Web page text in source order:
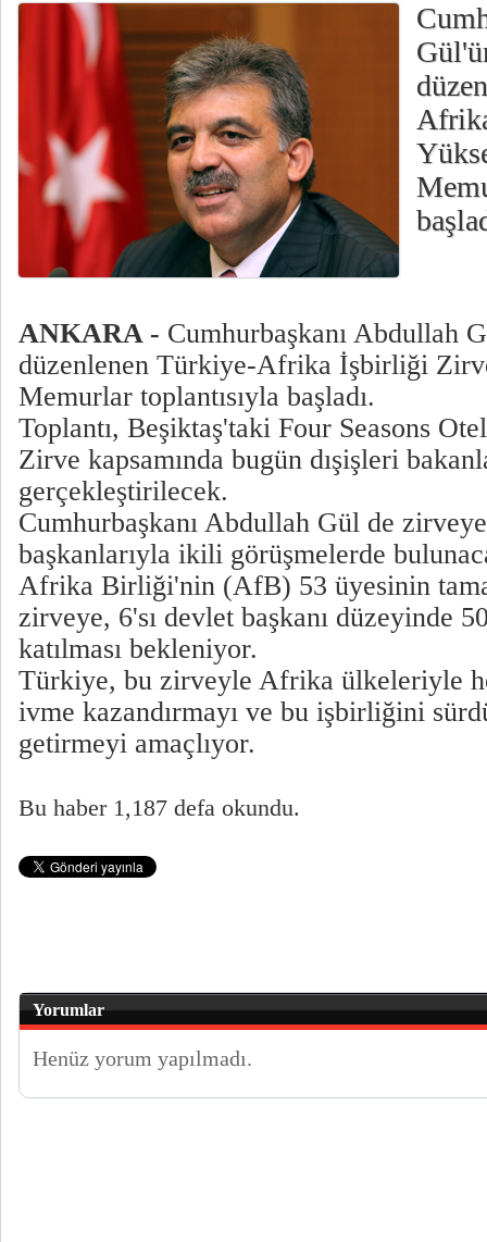
ANKARA - Cumhurbaşkanı Abdullah
düzenlenen Türkiye-Afrika İşbirliği
Memurlar toplantısıyla başladı.
Toplantı, Beşiktaş'taki Four Seasons
Zirve kapsamında bugün dışişleri
gerçekleştirilecek.
Cumhurbaşkanı Abdullah Gül de
başkanlarıyla ikili görüşmelerde
Afrika Birliği'nin (AfB) 53 üyesinin
zirveye, 6'sı devlet başkanı düzeyinde
katılması bekleniyor.
Türkiye, bu zirveyle Afrika ülkeleriyle
ivme kazandırmayı ve bu işbirliğini
getirmeyi amaçlıyor.
Bu haber 1,187 defa okundu.
Yorumlar
Henüz yorum yapılmadı.